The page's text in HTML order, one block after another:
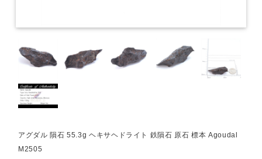
アグダル 隕石 55.3g ヘキサヘドライト 鉄隕石 原石 標本 Agoudal
M2505